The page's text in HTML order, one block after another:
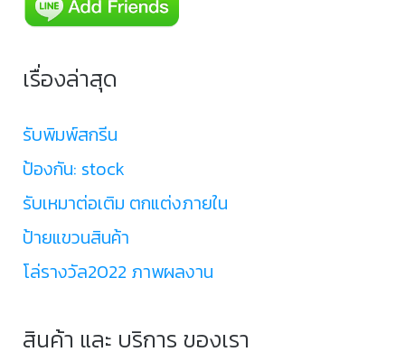
เรื่องล่าสุด
รับพิมพ์สกรีน
ป้องกัน: stock
รับเหมาต่อเติม ตกแต่งภายใน
ป้ายแขวนสินค้า
โล่รางวัล2022 ภาพผลงาน
สินค้า และ บริการ ของเรา